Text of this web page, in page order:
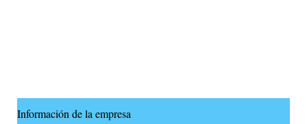
Información de la empresa